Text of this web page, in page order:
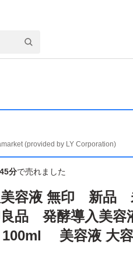
(provided by LY Corporation)
45分で売れました
美容液 無印 新品
品 発酵導入美
美容液 大